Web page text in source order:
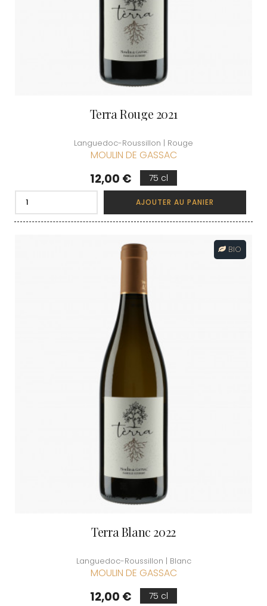
Terra Rouge 2021
Languedoc-Roussillon | Rouge
MOULIN DE GASSAC
Prix
12,00 € 75 cl
AJOUTER AU PANIER
BIO
Terra Blanc 2022
Languedoc-Roussillon | Blanc
MOULIN DE GASSAC
Prix
12,00 € 75 cl